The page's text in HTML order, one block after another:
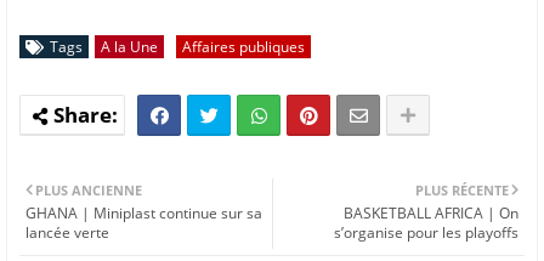
Tags A la Une Affaires publiques
PLUS RÉCENTE
BASKETBALL AFRICA | On
s’organise pour les playoffs
PLUS ANCIENNE
GHANA | Miniplast continue sur sa
lancée verte